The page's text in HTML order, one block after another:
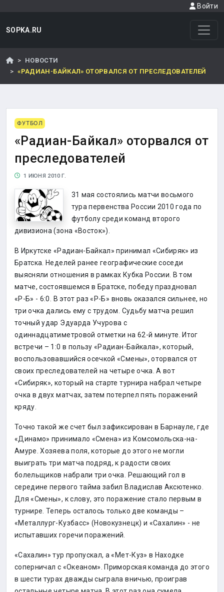
Войти
SOPKA.RU
НОВОСТИ
«РАДИАН-БАЙКАЛ» ОТОРВАЛСЯ ОТ ПРЕСЛЕДОВАТЕЛЕЙ
ФУТБОЛ
«Радиан-Байкал» оторвался от
преследователей
1 ИЮНЯ 2010 Г.
31 мая состоялись матчи восьмого
тура первенства России 2010 года по
футболу среди команд второго
дивизиона (зона «Восток»).
В Иркутске «Радиан-Байкал» принимал «Сибиряк» из
Братска. Неделей ранее географические соседи
выясняли отношения в рамках Кубка России. В том
матче, состоявшемся в Братске, победу праздновал
«Р-Б» - 6:0. В этот раз «Р-Б» вновь оказался сильнее, но
три очка дались ему с трудом. Судьбу матча решил
точный удар Эдуарда Учурова с
одиннадцатиметровой отметки на 62-й минуте. Итог
встречи – 1:0 в пользу «Радиан-Байкала», который,
воспользовавшийся осечкой «Смены», оторвался от
своих преследователей на четыре очка. А вот
«Сибиряк», который на старте турнира набрал четыре
очка в двух матчах, затем потерпел пять поражений
кряду.
Точно такой же счет был зафиксирован в Барнауле, где
«Динамо» принимало «Смена» из Комсомольска-на-
Амуре. Хозяева поля, которые до этого не могли
выиграть три матча подряд, к радости своих
болельщиков набрали три очка. Решающий гол в
середине первого тайма забил Владислав Аксютенко.
Для «Смены», к слову, это поражение стало первым в
турнире. Теперь осталось только две команды –
«Металлург-Кузбасс» (Новокузнецк) и «Сахалин» - не
испытавших горечи поражений.
«Сахалин» тур пропускал, а «Мет-Куз» в Находке
соперничал с «Океаном». Приморская команда до этого
в шести турах дважды сыграла вничью, проиграв